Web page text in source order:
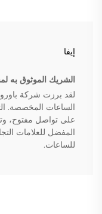
إيفا
الشريك الموثوق به
لقد برزت شركة
الساعات المخصصة.
على تواصل مفتوح،
المفضل للعلامات
للساعات.